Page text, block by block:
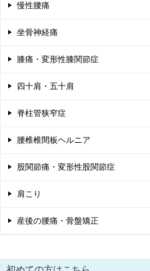
ー
シ
慢性腰痛
坐骨神経痛
膝痛・変形性膝関節症
四十肩・五十肩
脊柱管狭窄症
腰椎椎間板ヘルニア
股関節痛・変形性股関節症
肩こり
産後の腰痛・骨盤矯正